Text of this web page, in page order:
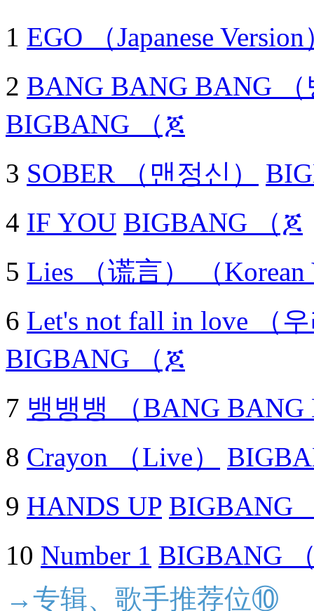
1 EGO （Japanese Version
2 BANG BANG BANG
BIGBANG （ጆ
3 SOBER （맨정신）
4 IF YOU BIGBANG （ጆ
5 Lies （谎言） （Korean
6 Let's not fall in love （
BIGBANG （ጆ
7 뱅뱅뱅 （BANG BANG
8 Crayon （Live）
9 HANDS UP BIGBANG
10 Number 1 BIGBANG
→专辑、歌手推荐位⑩